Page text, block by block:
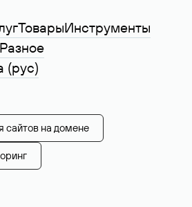
ТоварыИнструменты
Разное
(рус)
сайтов на домене